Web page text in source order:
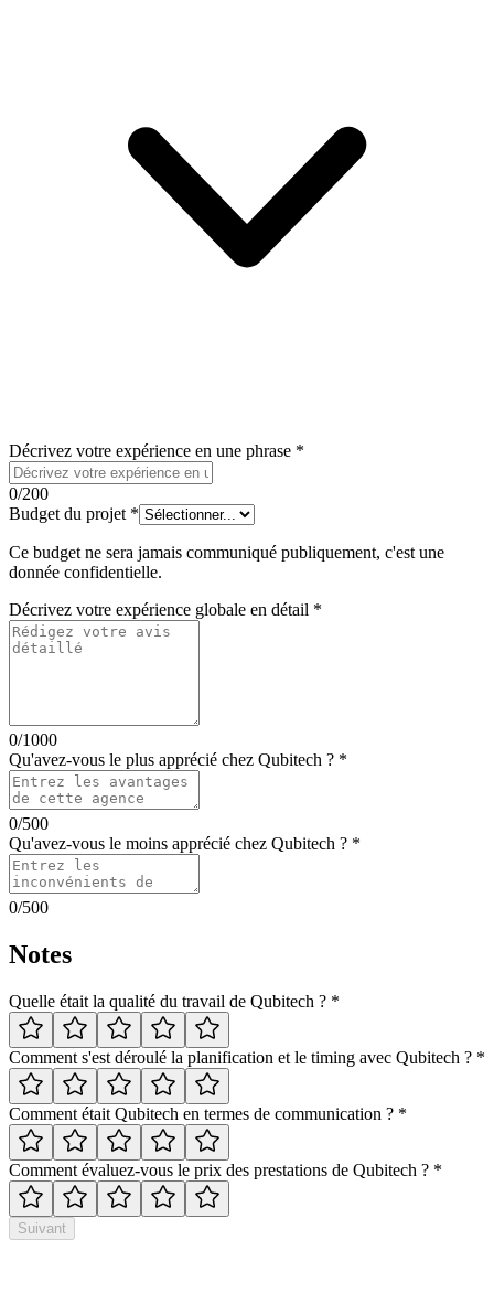
Décrivez votre expérience en une phrase *
0/200
Budget du projet *
Ce budget ne sera jamais communiqué publiquement, c'est une
donnée confidentielle.
Décrivez votre expérience globale en détail *
0/1000
Qu'avez-vous le plus apprécié chez Qubitech ? *
0/500
Qu'avez-vous le moins apprécié chez Qubitech ? *
0/500
Notes
Quelle était la qualité du travail de Qubitech ? *
Comment s'est déroulé la planification et le timing avec Qubitech ? *
Comment était Qubitech en termes de communication ? *
Comment évaluez-vous le prix des prestations de Qubitech ? *
Suivant